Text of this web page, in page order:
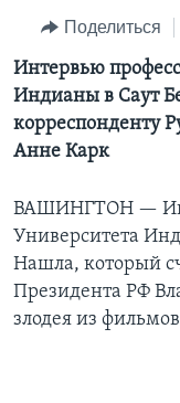
навигации
Перейти
поиск
ИТОГИ
ПОЧЕМУ ЭТО
ДИСКУССИЯ VOA
ДЕТАЛИ
АМЕРИКА.
НАША
А КАК В
АРТЕФАКТЫ
АМЕРИКАНСКИЕ
ИНТЕРВЬЮ
ФАКТЫ ПРОТИВ
ЗА СВОБОДУ
УЧИМ
ПОДПИСКА НА
Learning English
Поделиться
Интервью
Индианы в Саут
корреспонденту
Анне Карк
ВАШИНГТОН —
Университета
Нашла, который
Президента РФ
злодея из